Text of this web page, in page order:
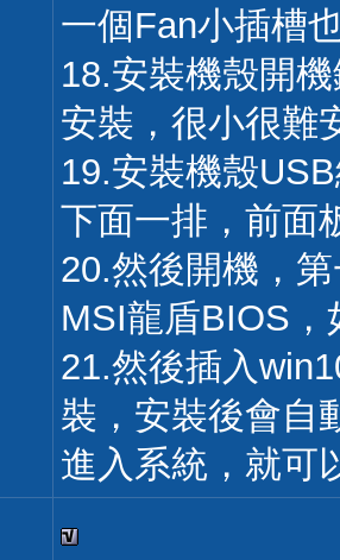
一個Fan小插槽
18.安裝機殼開
安裝，很小很難
19.安裝機殼
下面一排，前面
20.然後開機，
MSI龍盾BIOS
21.然後插入
裝，安裝後會自
進入系統，就可